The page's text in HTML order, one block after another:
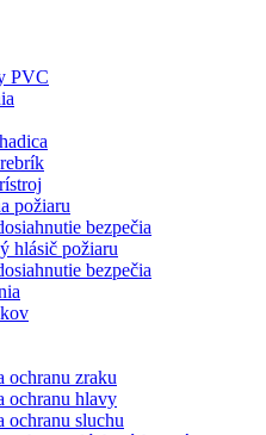
PVC
požiaru
bezpečia
hlásič požiaru
bezpečia
ochranu zraku
ochranu hlavy
ochranu sluchu